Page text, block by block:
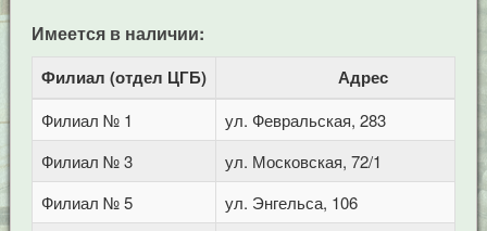
Имеется в наличии:
Филиал (отдел ЦГБ) Адрес
Филиал № 1
ул. Февральская, 283
Филиал № 3
ул. Московская, 72/1
Филиал № 5
ул. Энгельса, 106